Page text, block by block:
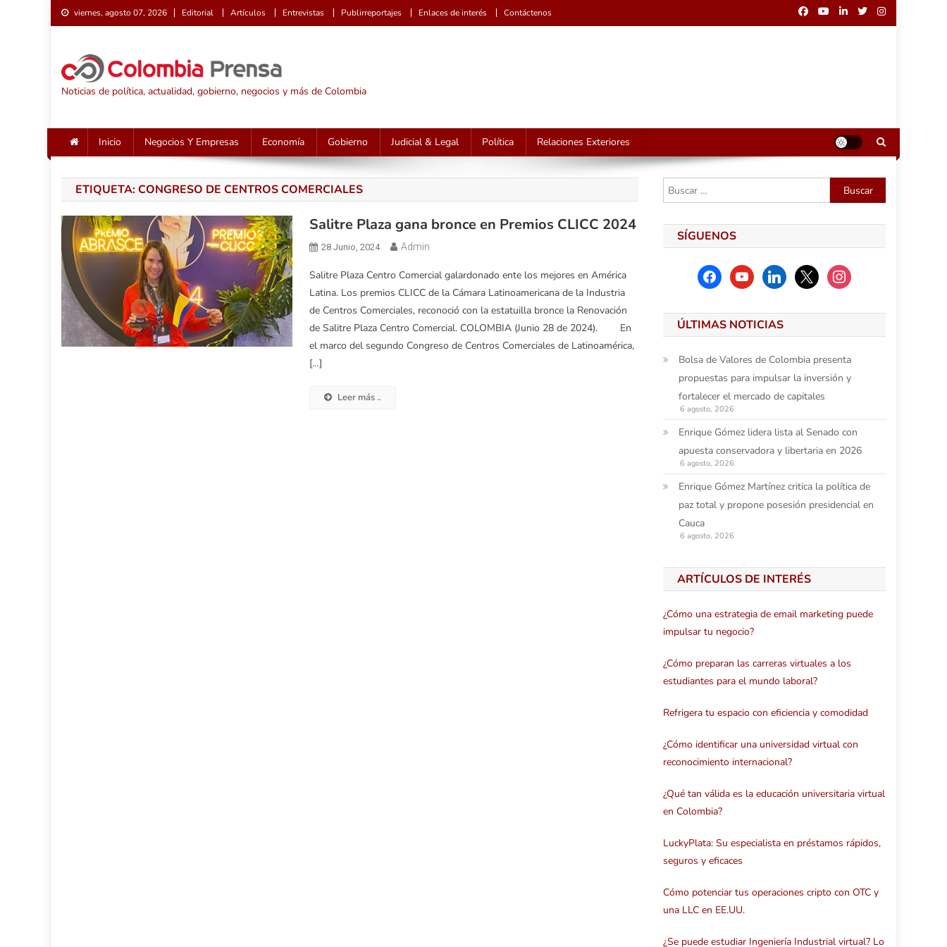
Saltar
al
viernes, agosto 07, 2026 Editorial Artículos Entrevistas Publirreportajes Enlaces de interés Contáctenos
Noticias de política, actualidad, gobierno, negocios y más de Colombia
Inicio Negocios Y Empresas Economía Gobierno Judicial & Legal Política Relaciones Exteriores
ETIQUETA:CONGRESO DE CENTROS COMERCIALES
Salitre Plaza gana bronce en Premios CLICC 2024
28 Junio, 2024 Admin
Salitre Plaza Centro Comercial galardonado ente los mejores en América
Latina. Los premios CLICC de la Cámara Latinoamericana de la Industria
de Centros Comerciales, reconoció con la estatuilla bronce la Renovación
de Salitre Plaza Centro Comercial. COLOMBIA (Junio 28 de 2024). En
el marco del segundo Congreso de Centros Comerciales de Latinoamérica,
[…]
Leer más ..
Buscar:
SÍGUENOS
facebookyoutubelinkedinx instagram
ÚLTIMAS NOTICIAS
Bolsa de Valores de Colombia presenta
propuestas para impulsar la inversión y
fortalecer el mercado de capitales
6 agosto, 2026
Enrique Gómez lidera lista al Senado con
apuesta conservadora y libertaria en 2026
6 agosto, 2026
Enrique Gómez Martínez critica la política de
paz total y propone posesión presidencial en
Cauca
6 agosto, 2026
ARTÍCULOS DE INTERÉS
¿Cómo una estrategia de email marketing puede
impulsar tu negocio?
¿Cómo preparan las carreras virtuales a los
estudiantes para el mundo laboral?
Refrigera tu espacio con eficiencia y comodidad
¿Cómo identificar una universidad virtual con
reconocimiento internacional?
¿Qué tan válida es la educación universitaria virtual
en Colombia?
LuckyPlata: Su especialista en préstamos rápidos,
seguros y eficaces
Cómo potenciar tus operaciones cripto con OTC y
una LLC en EE.UU.
¿Se puede estudiar Ingeniería Industrial virtual? Lo